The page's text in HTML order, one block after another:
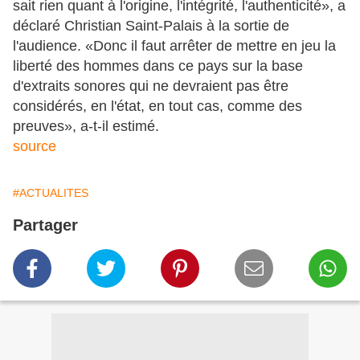
sait rien quant à l'origine, l'intégrité, l'authenticité», a
déclaré Christian Saint-Palais à la sortie de
l'audience. «Donc il faut arrêter de mettre en jeu la
liberté des hommes dans ce pays sur la base
d'extraits sonores qui ne devraient pas être
considérés, en l'état, en tout cas, comme des
preuves», a-t-il estimé.
source
#ACTUALITES
Partager